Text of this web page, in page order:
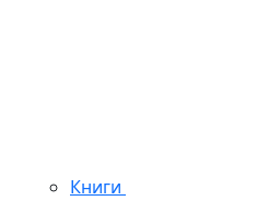
Книги